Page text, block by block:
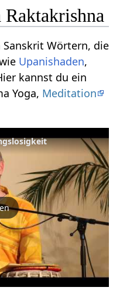
Wörtern, die
Upanishaden,
kannst du ein
Yoga, Meditation